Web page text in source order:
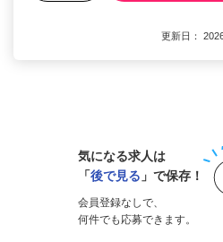
更新日：
気になる求人は
「後で見る 」で保存！
会員登録なしで、
何件でも応募できます。